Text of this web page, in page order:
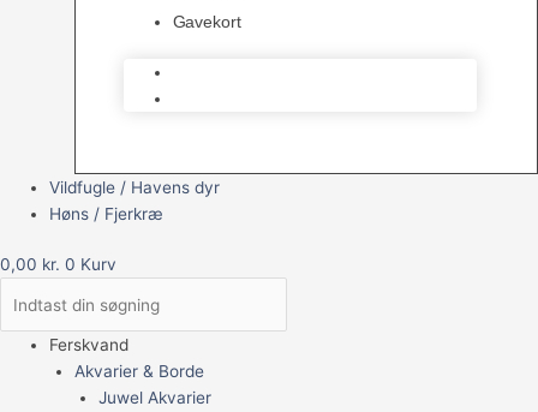
Gavekort
Vildfugle / Havens dyr
Høns / Fjerkræ
0,00 kr. 0 Kurv
Ferskvand
Akvarier & Borde
Juwel Akvarier